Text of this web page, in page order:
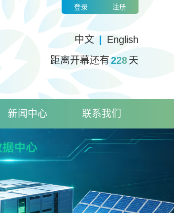
登录 注册
中文
English
距离开幕还有228天
新闻中心 联系我们